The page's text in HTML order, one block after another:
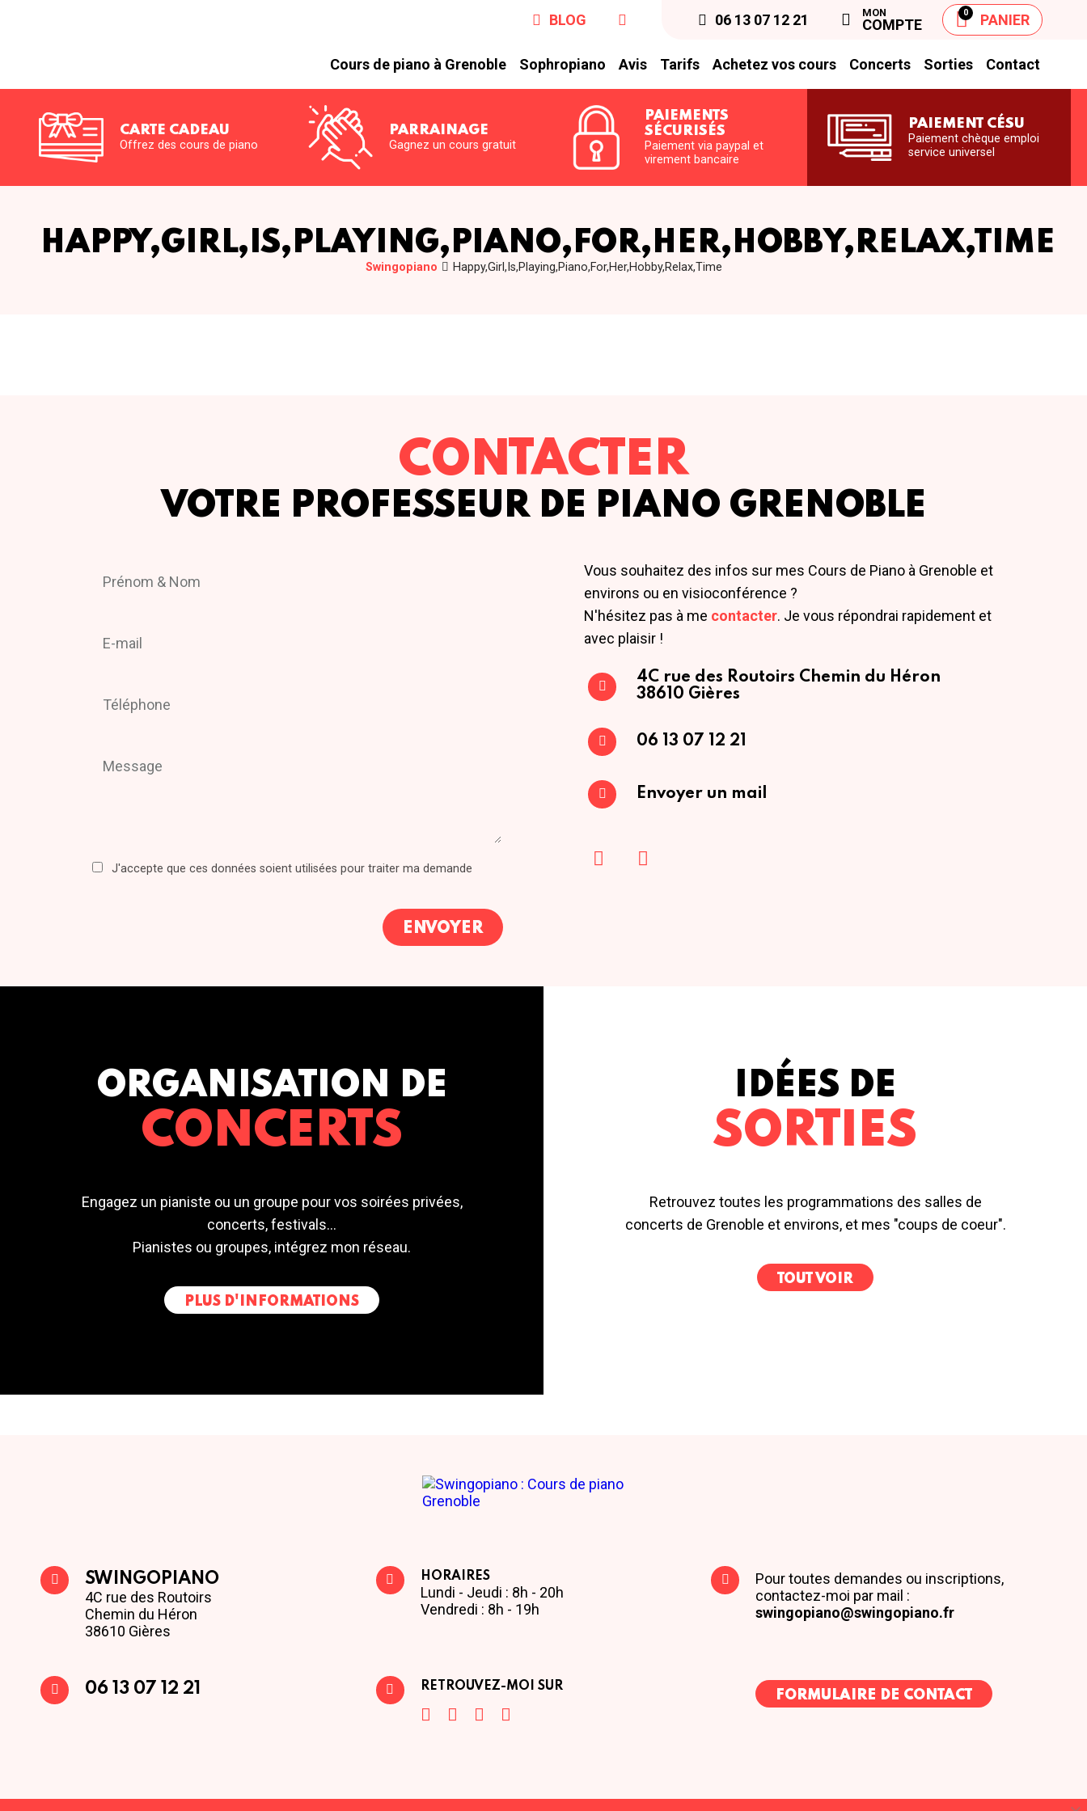
BLOG 06 13 07 12 21 MON
COMPTE
0 PANIER
Cours de piano à Grenoble Sophropiano Avis Tarifs Achetez vos cours Concerts Sorties Contact
CARTE CADEAU
Offrez des cours de piano
PARRAINAGE
Gagnez un cours gratuit
PAIEMENTS
SÉCURISÉS
Paiement via paypal et
virement bancaire
PAIEMENT CÉSU
Paiement chèque emploi
service universel
HAPPY,GIRL,IS,PLAYING,PIANO,FOR,HER,HOBBY,RELAX,TIME
Swingopiano Happy,Girl,Is,Playing,Piano,For,Her,Hobby,Relax,Time
CONTACTER
VOTRE PROFESSEUR DE PIANO GRENOBLE
Vous souhaitez des infos sur mes Cours de Piano à Grenoble et
environs ou en visioconférence ?
N'hésitez pas à me contacter. Je vous répondrai rapidement et
avec plaisir !
4C rue des Routoirs Chemin du Héron
38610 Gières
06 13 07 12 21
Envoyer un mail
J'accepte que ces données soient utilisées pour traiter ma demande
ORGANISATION DE
CONCERTS
Engagez un pianiste ou un groupe pour vos soirées privées,
concerts, festivals...
Pianistes ou groupes, intégrez mon réseau.
PLUS D'INFORMATIONS
IDÉES DE
SORTIES
Retrouvez toutes les programmations des salles de
concerts de Grenoble et environs, et mes "coups de coeur".
TOUT VOIR
SWINGOPIANO
4C rue des Routoirs
Chemin du Héron
38610 Gières
HORAIRES
Lundi - Jeudi : 8h - 20h
Vendredi : 8h - 19h
Pour toutes demandes ou inscriptions,
contactez-moi par mail :
swingopiano@swingopiano.fr
06 13 07 12 21 RETROUVEZ-MOI SUR
FORMULAIRE DE CONTACT